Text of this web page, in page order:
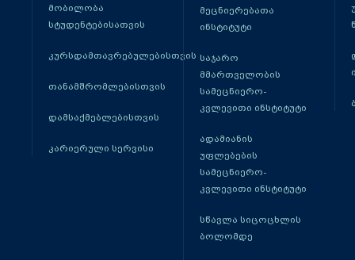
მობილობა
სტუდენტებისათვის
კურსდამთავრებულებისთვის
თანამშრომლებისთვის
დამსაქმებლებისთვის
კარიერული სერვისი
მეცნიერებათა
ინსტიტუტი
საჯარო
მმართველობის
სამეცნიერო-
კვლევითი ინსტიტუტი
ადამიანის
უფლებების
სამეცნიერო-
კვლევითი ინსტიტუტი
სწავლა სიცოცხლის
ბოლომდე